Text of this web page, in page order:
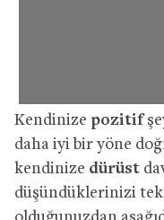
Kendinize pozitif
daha iyi bir yöne
kendinize dürüst
düşündüklerinizi